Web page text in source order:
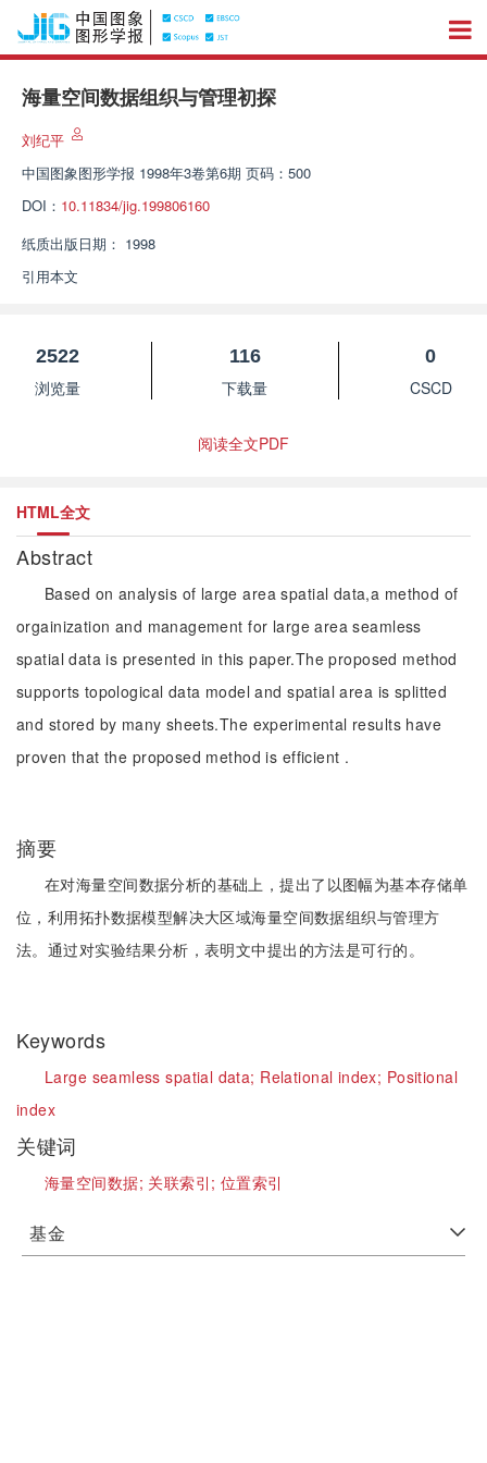
海量空间数据组织与管理初探
刘纪平
中国图象图形学报 1998年3卷第6期 页码：500
DOI： 10.11834/jig.199806160
纸质出版日期： 1998
引用本文
2522
浏览量
116
下载量
0
CSCD
阅读全文PDF
HTML全文
Abstract
Based on analysis of large area spatial data,a method of
orgainization and management for large area seamless
spatial data is presented in this paper.The proposed method
supports topological data model and spatial area is splitted
and stored by many sheets.The experimental results have
proven that the proposed method is efficient .
摘要
在对海量空间数据分析的基础上，提出了以图幅为基本存储单
位，利用拓扑数据模型解决大区域海量空间数据组织与管理方
法。通过对实验结果分析，表明文中提出的方法是可行的。
Keywords
Large seamless spatial data; Relational index; Positional
index
关键词
海量空间数据; 关联索引; 位置索引
基金